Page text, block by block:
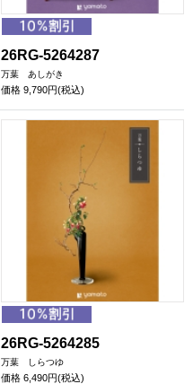
26RG-5264287
万葉 あしがき
価格 9,790円(税込)
26RG-5264285
万葉 しらつゆ
価格 6,490円(税込)